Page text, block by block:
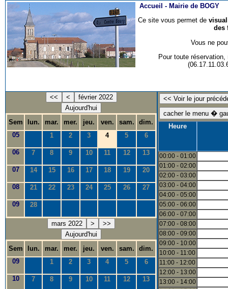
Accueil - Mairie de BOGY
Ce site vous permet de
des
Vous ne
Pour toute
<< <
février 2022
Aujourd'hui
Sem
lun. mar. mer. jeu. ven. sam.
dim.
05
1 2 3 4 5 6
06 7 8 9 10 11 12 13
07 14 15 16 17 18 19 20
08 21 22 23 24 25 26 27
09 28
mars 2022 >
>>
Aujourd'hui
Sem
lun. mar. mer. jeu. ven. sam.
dim.
09
1 2 3 4 5 6
10 7 8 9 10 11 12 13
Heure
00:00 - 01:00
01:00 - 02:00
02:00 - 03:00
03:00 - 04:00
04:00 - 05:00
05:00 - 06:00
06:00 - 07:00
07:00 - 08:00
08:00 - 09:00
09:00 - 10:00
10:00 - 11:00
11:00 - 12:00
12:00 - 13:00
13:00 - 14:00